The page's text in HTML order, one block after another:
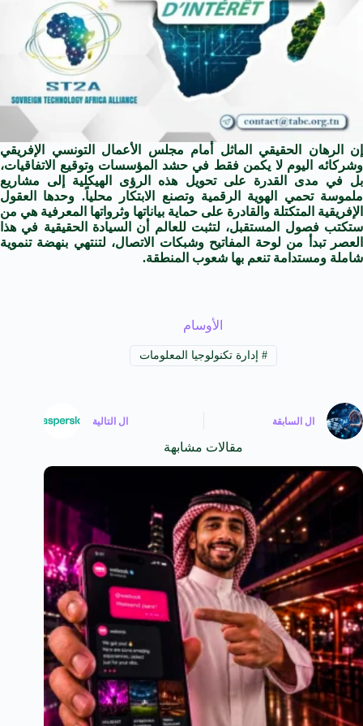
إن الرهان الحقيقي الماثل أمام مجلس الأعمال التونسي الإفريقي
وشركائه اليوم لا يكمن فقط في حشد المؤسسات وتوقيع الاتفاقيات،
بل في مدى القدرة على تحويل هذه الرؤى الهيكلية إلى مشاريع
ملموسة تحمي الهوية الرقمية وتصنع الابتكار محلياً. وحدها العقول
الإفريقية المتكتلة والقادرة على حماية بياناتها وثرواتها المعرفية هي من
ستكتب فصول المستقبل، لتثبت للعالم أن السيادة الحقيقية في هذا
العصر تبدأ من لوحة المفاتيح وشبكات الاتصال، لتنتهي بنهضة تنموية
شاملة ومستدامة تنعم بها شعوب المنطقة.
الأوسام
# إدارة تكنولوجيا المعلومات
ال السابقة ال التالية
مقالات مشابهة